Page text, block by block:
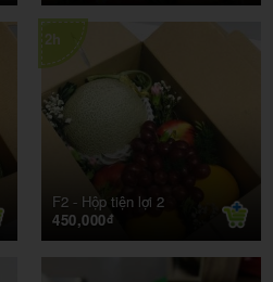
F2 - Hộp tiện lợi 2
450,000đ
2h